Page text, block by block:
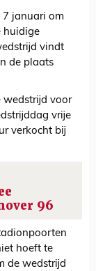
7 januari om
huidige
vindt
de plaats
wedstrijd voor
vrije
verkocht bij
96
hoeft te
de wedstrijd